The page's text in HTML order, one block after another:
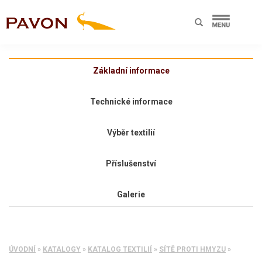
Základní informace
Technické informace
Výběr textilií
Příslušenství
Galerie
ÚVODNÍ » KATALOGY » KATALOG TEXTILIÍ » SÍTĚ PROTI HMYZU »